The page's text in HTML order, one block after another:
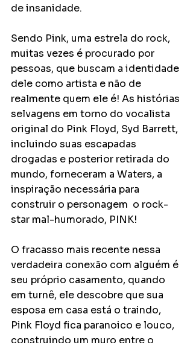
de insanidade.
Sendo Pink, uma estrela do rock,
muitas vezes é procurado por
pessoas, que buscam a identidade
dele como artista e não de
realmente quem ele é! As histórias
selvagens em torno do vocalista
original do Pink Floyd, Syd Barrett,
incluindo suas escapadas
drogadas e posterior retirada do
mundo, forneceram a Waters, a
inspiração necessária para
construir o personagem  o rock-
star mal-humorado, PINK!
O fracasso mais recente nessa
verdadeira conexão com alguém é
seu próprio casamento, quando
em turnê, ele descobre que sua
esposa em casa está o traindo,
Pink Floyd fica paranoico e louco,
construindo um muro entre o